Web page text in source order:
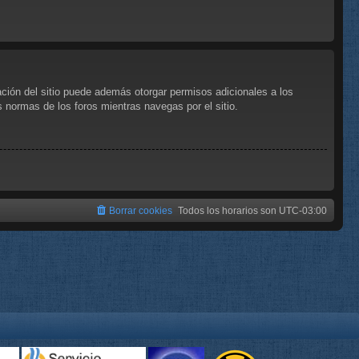
del sitio puede además otorgar permisos adicionales a los
de los foros mientras navegas por el sitio.
Todos los horarios son UTC-03:00
Borrar cookies